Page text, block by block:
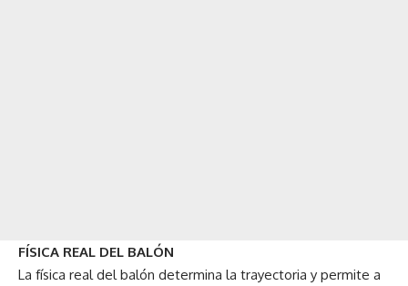
FÍSICA REAL DEL BALÓN
La física real del balón determina la trayectoria y permite a